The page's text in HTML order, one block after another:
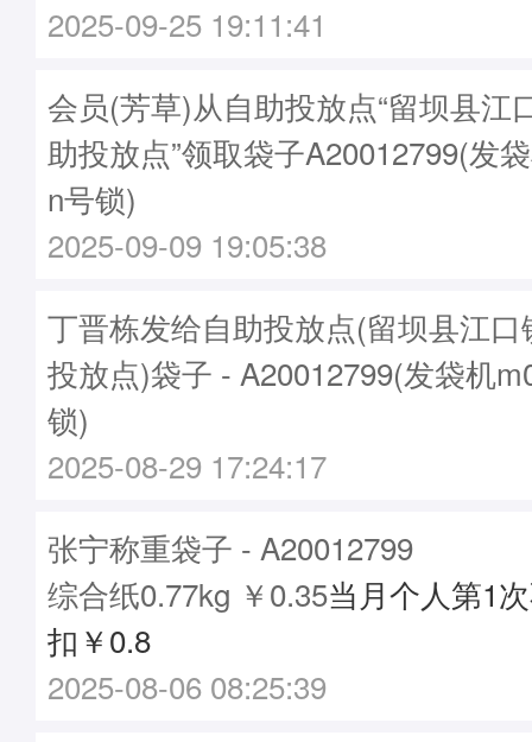
2025-09-25 19:11:41
会员(芳草)从自助投放点“留坝县江
助投放点”领取袋子A20012799(发
n号锁)
2025-09-09 19:05:38
丁晋栋发给自助投放点(留坝县江
投放点)袋子 - A20012799(发袋机
锁)
2025-08-29 17:24:17
张宁称重袋子 - A20012799
综合纸0.77kg ￥0.35当月个人第1
扣￥0.8
2025-08-06 08:25:39